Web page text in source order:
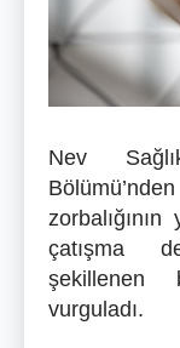
Nev
çatışma
şekillenen
vurguladı.